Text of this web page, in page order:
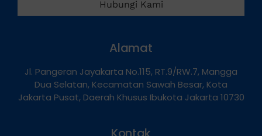
Hubungi Kami
Jl. Pangeran Jayakarta No.115, RT.9/RW.7, Mangga
Dua Selatan, Kecamatan Sawah Besar, Kota